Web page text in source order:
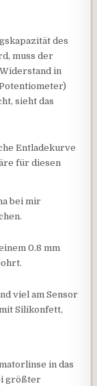
des
muss der
in
sieht das
Entladekurve
für diesen
bei mir
0.8 mm
viel am Sensor
Silikonfett,
in das
größter